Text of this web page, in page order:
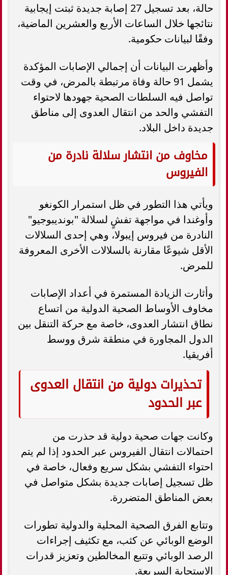
حالة، بعد تسجيل 27 إصابة جديدة ثبتت إيجابية
نتائجها خلال الساعات الأربع والعشرين الماضية،
وفقًا لبيانات حكومية.
وأظهرت البيانات أن إجمالي الإصابات المؤكدة
يشمل 91 حالة وفاة مرتبطة بالمرض، في وقت
تواصل فيه السلطات الصحية جهودها لاحتواء
التفشي والحد من انتقال العدوى إلى مناطق
جديدة داخل البلاد.
مخاوف من انتشار سلالة نادرة من
الفيروس
ويأتي هذا التطور في ظل استمرار الكونغو
وأوغندا في مواجهة تفشٍ لسلالة "بونديبوجيو"
النادرة من فيروس إيبولا، وهي إحدى السلالات
الأقل شيوعًا مقارنة بالسلالات الأخرى المعروفة
للمرض.
وأثارت الزيادة المستمرة في أعداد الإصابات
مخاوف الأوساط الصحية الدولية من اتساع
نطاق انتشار العدوى، خاصة مع حركة التنقل بين
الدول المجاورة في منطقة شرق ووسط
أفريقيا.
تحذيرات دولية من انتقال العدوى
عبر الحدود
وكانت جهات صحية دولية قد حذرت من
احتمالات انتقال الفيروس عبر الحدود إذا لم يتم
احتواء التفشي بشكل سريع وفعال، خاصة في
ظل تسجيل إصابات جديدة بشكل متواصل في
بعض المناطق المتضررة.
وتتابع الفرق الصحية المحلية والدولية تطورات
الوضع الوبائي عن كثب، مع تكثيف إجراءات
الرصد الوبائي وتتبع المخالطين وتعزيز قدرات
الاستجابة السريعة.